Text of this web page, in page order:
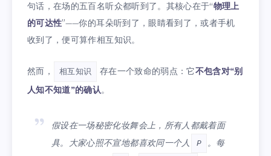
句话，在场的五百名听众都听到了。其核心在于“物理上
的可达性”——你的耳朵听到了，眼睛看到了，或者手机
收到了，便可算作相互知识。
然而， 相互知识 存在一个致命的弱点：它不包含对“别
人知不知道”的确认。
假设在一场秘密化妆舞会上，所有人都戴着面
具。大家心照不宣地都喜欢同一个人
P
。每